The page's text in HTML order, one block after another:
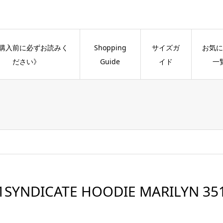
入前に必ずお読みく
ださい》
Shopping
Guide
サイズガ
イド
お気
一
HOODIE MARILYN